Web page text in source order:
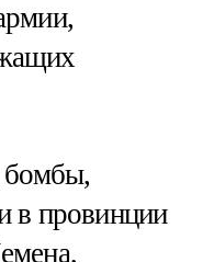
бомбы,
в провинции